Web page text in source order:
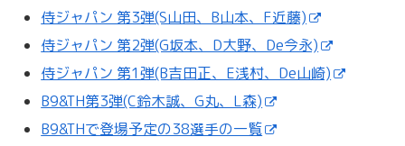
侍ジャパン 第3弾(S山田、B山本、F近藤)
侍ジャパン 第2弾(G坂本、D大野、De今永)
侍ジャパン 第1弾(B吉田正、E浅村、De山崎)
B9&TH第3弾(C鈴木誠、G丸、L森)
B9&THで登場予定の38選手の一覧